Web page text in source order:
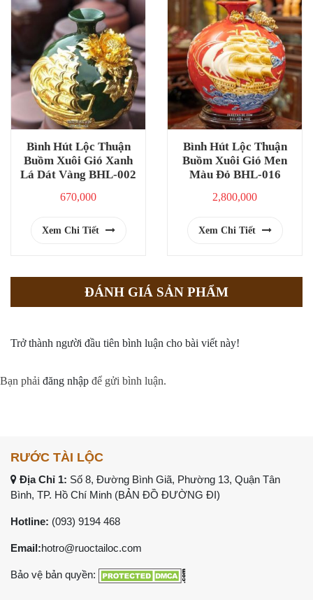
Bình Hút Lộc Thuận
Buồm Xuôi Gió Xanh
Lá Dát Vàng BHL-002
670,000
Xem Chi Tiết
Bình Hút Lộc Thuận
Buồm Xuôi Gió Men
Màu Đỏ BHL-016
2,800,000
Xem Chi Tiết
ĐÁNH GIÁ SẢN PHẨM
Trở thành người đầu tiên bình luận cho bài viết này!
Bạn phải đăng nhập để gửi bình luận.
RƯỚC TÀI LỘC
Địa Chỉ 1: Số 8, Đường Bình Giã, Phường 13, Quận Tân
Bình, TP. Hồ Chí Minh (BẢN ĐỒ ĐƯỜNG ĐI)
Hotline: (093) 9194 468
Email:hotro@ruoctailoc.com
Bảo vệ bản quyền: